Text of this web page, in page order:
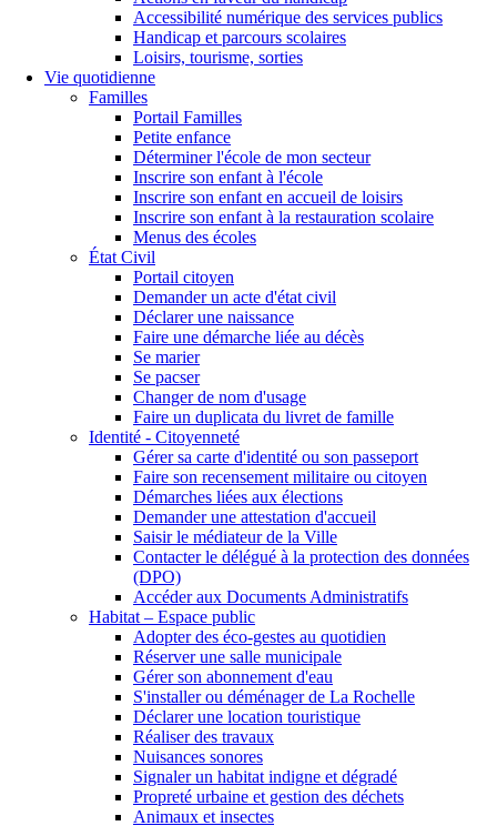
Accessibilité numérique des services publics
Handicap et parcours scolaires
Loisirs, tourisme, sorties
Vie quotidienne
Familles
Portail Familles
Petite enfance
Déterminer l'école de mon secteur
Inscrire son enfant à l'école
Inscrire son enfant en accueil de loisirs
Inscrire son enfant à la restauration scolaire
Menus des écoles
État Civil
Portail citoyen
Demander un acte d'état civil
Déclarer une naissance
Faire une démarche liée au décès
Se marier
Se pacser
Changer de nom d'usage
Faire un duplicata du livret de famille
Identité - Citoyenneté
Gérer sa carte d'identité ou son passeport
Faire son recensement militaire ou citoyen
Démarches liées aux élections
Demander une attestation d'accueil
Saisir le médiateur de la Ville
Contacter le délégué à la protection des données
(DPO)
Accéder aux Documents Administratifs
Habitat – Espace public
Adopter des éco-gestes au quotidien
Réserver une salle municipale
Gérer son abonnement d'eau
S'installer ou déménager de La Rochelle
Déclarer une location touristique
Réaliser des travaux
Nuisances sonores
Signaler un habitat indigne et dégradé
Propreté urbaine et gestion des déchets
Animaux et insectes